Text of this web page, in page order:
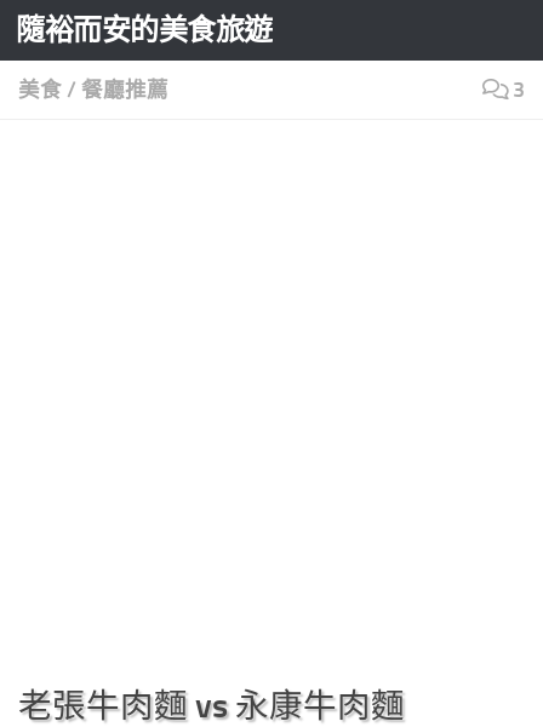
Skip to content
隨裕而安的美食旅遊
美食 / 餐廳推薦 3
老張牛肉麵 vs 永康牛肉麵